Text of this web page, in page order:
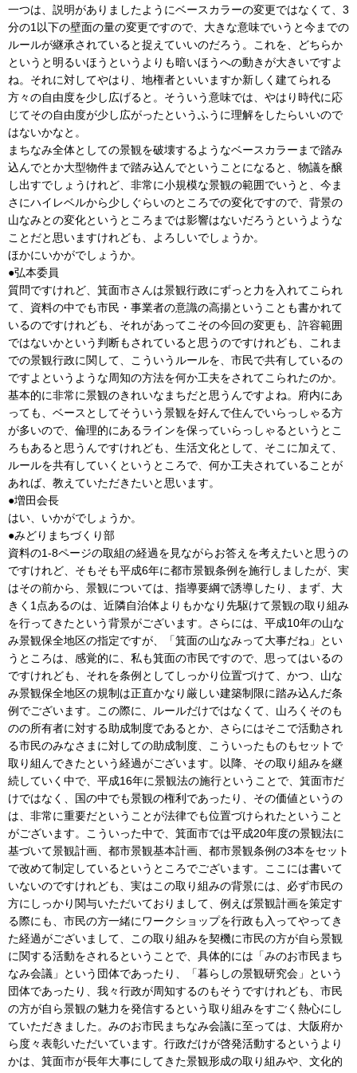
一つは、説明がありましたようにベースカラーの変更ではなくて、3
分の1以下の壁面の量の変更ですので、大きな意味でいうと今までの
ルールが継承されていると捉えていいのだろう。これを、どちらか
というと明るいほうというよりも暗いほうへの動きが大きいですよ
ね。それに対してやはり、地権者といいますか新しく建てられる
方々の自由度を少し広げると。そういう意味では、やはり時代に応
じてその自由度が少し広がったというふうに理解をしたらいいので
はないかなと。
まちなみ全体としての景観を破壊するようなベースカラーまで踏み
込んでとか大型物件まで踏み込んでということになると、物議を醸
し出すでしょうけれど、非常に小規模な景観の範囲でいうと、今ま
さにハイレベルから少しぐらいのところでの変化ですので、背景の
山なみとの変化というところまでは影響はないだろうというような
ことだと思いますけれども、よろしいでしょうか。
ほかにいかがでしょうか。
●弘本委員
質問ですけれど、箕面市さんは景観行政にずっと力を入れてこられ
て、資料の中でも市民・事業者の意識の高揚ということも書かれて
いるのですけれども、それがあってこその今回の変更も、許容範囲
ではないかという判断もされていると思うのですけれども、これま
での景観行政に関して、こういうルールを、市民で共有しているの
ですよというような周知の方法を何か工夫をされてこられたのか。
基本的に非常に景観のきれいなまちだと思うんですよね。府内にあ
っても、ベースとしてそういう景観を好んで住んでいらっしゃる方
が多いので、倫理的にあるラインを保っていらっしゃるというとこ
ろもあると思うんですけれども、生活文化として、そこに加えて、
ルールを共有していくというところで、何か工夫されていることが
あれば、教えていただきたいと思います。
●増田会長
はい、いかがでしょうか。
●みどりまちづくり部
資料の1-8ページの取組の経過を見ながらお答えを考えたいと思うの
ですけれど、そもそも平成6年に都市景観条例を施行しましたが、実
はその前から、景観については、指導要綱で誘導したり、まず、大
きく1点あるのは、近隣自治体よりもかなり先駆けて景観の取り組み
を行ってきたという背景がございます。さらには、平成10年の山な
み景観保全地区の指定ですが、「箕面の山なみって大事だね」とい
うところは、感覚的に、私も箕面の市民ですので、思ってはいるの
ですけれども、それを条例としてしっかり位置づけて、かつ、山な
み景観保全地区の規制は正直かなり厳しい建築制限に踏み込んだ条
例でございます。この際に、ルールだけではなくて、山ろくそのも
のの所有者に対する助成制度であるとか、さらにはそこで活動され
る市民のみなさまに対しての助成制度、こういったものもセットで
取り組んできたという経過がございます。以降、その取り組みを継
続していく中で、平成16年に景観法の施行ということで、箕面市だ
けではなく、国の中でも景観の権利であったり、その価値というの
は、非常に重要だということが法律でも位置づけられたということ
がございます。こういった中で、箕面市では平成20年度の景観法に
基づいて景観計画、都市景観基本計画、都市景観条例の3本をセット
で改めて制定しているというところでございます。ここには書いて
いないのですけれども、実はこの取り組みの背景には、必ず市民の
方にしっかり関与いただいておりまして、例えば景観計画を策定す
る際にも、市民の方一緒にワークショップを行政も入ってやってき
た経過がございまして、この取り組みを契機に市民の方が自ら景観
に関する活動をされるということで、具体的には「みのお市民まち
なみ会議」という団体であったり、「暮らしの景観研究会」という
団体であったり、我々行政が周知するのもそうですけれども、市民
の方が自ら景観の魅力を発信するという取り組みをすごく熱心にし
ていただきました。みのお市民まちなみ会議に至っては、大阪府か
ら度々表彰いただいています。行政だけが啓発活動するというより
かは、箕面市が長年大事にしてきた景観形成の取り組みや、文化的